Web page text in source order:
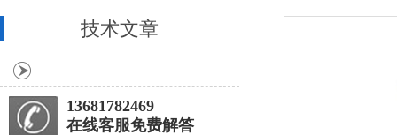
技术文章
13681782469
在线客服免费解答